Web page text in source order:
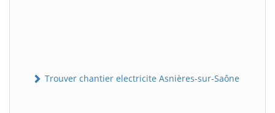
Trouver chantier electricite Asnières-sur-Saône